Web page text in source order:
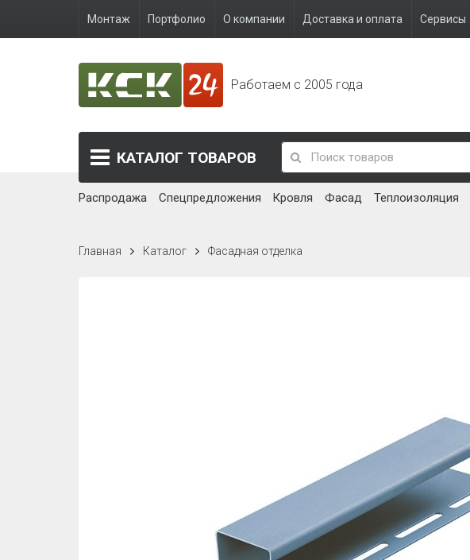
Монтаж Портфолио О компании Доставка и оплата Сервисы
Работаем с 2005 года
КАТАЛОГ ТОВАРОВ
Распродажа Спецпредложения Кровля Фасад Теплоизоляция
Главная Каталог Фасадная отделка